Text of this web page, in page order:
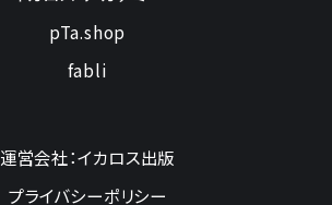
pTa.shop
fabli
運営会社：イカロス出版
プライバシーポリシー